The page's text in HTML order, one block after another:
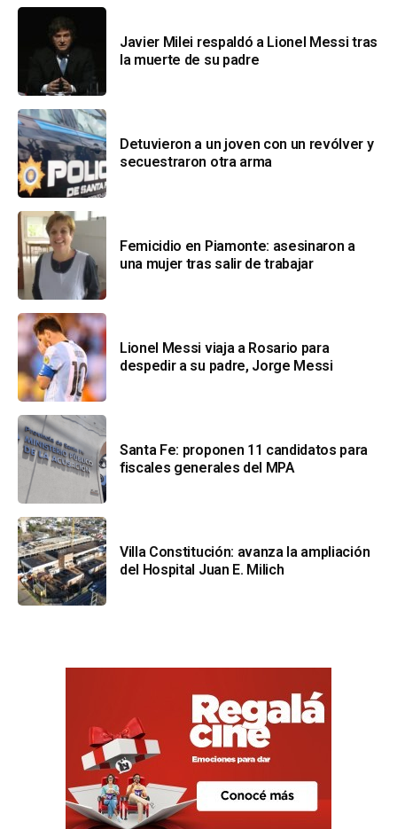
Javier Milei respaldó a Lionel Messi tras
la muerte de su padre
Detuvieron a un joven con un revólver y
secuestraron otra arma
Femicidio en Piamonte: asesinaron a
una mujer tras salir de trabajar
Lionel Messi viaja a Rosario para
despedir a su padre, Jorge Messi
Santa Fe: proponen 11 candidatos para
fiscales generales del MPA
Villa Constitución: avanza la ampliación
del Hospital Juan E. Milich